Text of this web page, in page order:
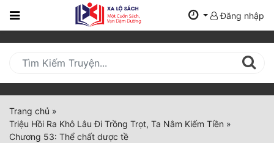
Trang
Mới
Cập
Nhật
(current)
BXH
Đăng nhập
Trang chủ »
Triệu Hồi Ra Khô Lâu Đi Trồng Trọt, Ta Nằm Kiếm Tiền »
Chương 53: Thể chất dược tề